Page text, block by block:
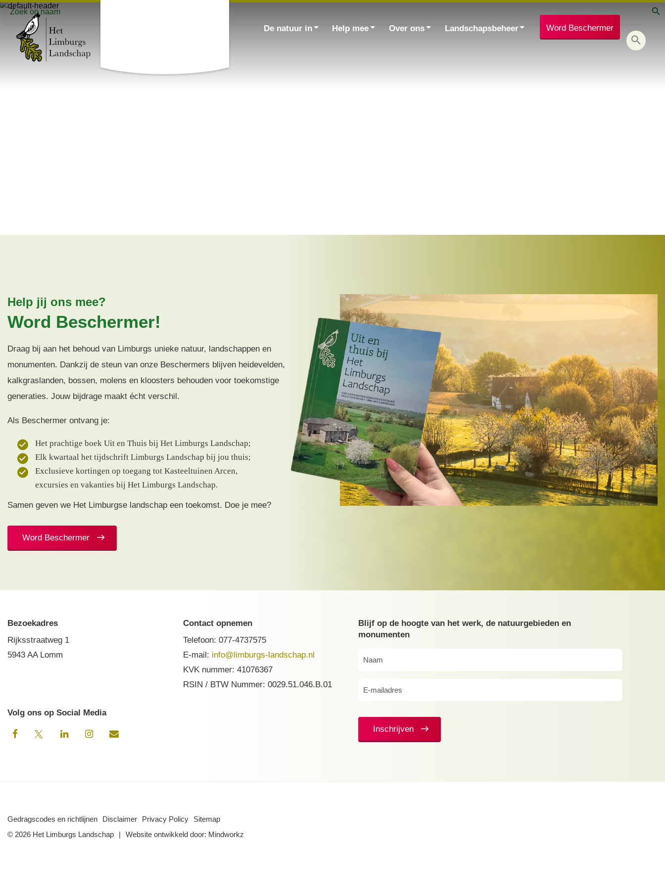
Zoek
De natuur in Help mee Over ons Landschapsbeheer Word Beschermer
Help jij ons mee?
Word Beschermer!
Draag bij aan het behoud van Limburgs unieke natuur, landschappen en
monumenten. Dankzij de steun van onze Beschermers blijven heidevelden,
kalkgraslanden, bossen, molens en kloosters behouden voor toekomstige
generaties. Jouw bijdrage maakt écht verschil.
Als Beschermer ontvang je:
Het prachtige boek Uit en Thuis bij Het Limburgs Landschap;
Elk kwartaal het tijdschrift Limburgs Landschap bij jou thuis;
Exclusieve kortingen op toegang tot Kasteeltuinen Arcen,
excursies en vakanties bij Het Limburgs Landschap.
Samen geven we Het Limburgse landschap een toekomst. Doe je mee?
Word Beschermer
Bezoekadres
Rijksstraatweg 1
5943 AA Lomm
Contact opnemen
Telefoon: 077-4737575
E-mail: info@limburgs-landschap.nl
KVK nummer: 41076367
RSIN / BTW Nummer: 0029.51.046.B.01
Volg ons op Social Media
Blijf op de hoogte van het werk, de natuurgebieden en
monumenten
Inschrijven
Gedragscodes en richtlijnen Disclaimer Privacy Policy
Sitemap
© 2026 Het Limburgs Landschap
Website ontwikkeld door: Mindworkz